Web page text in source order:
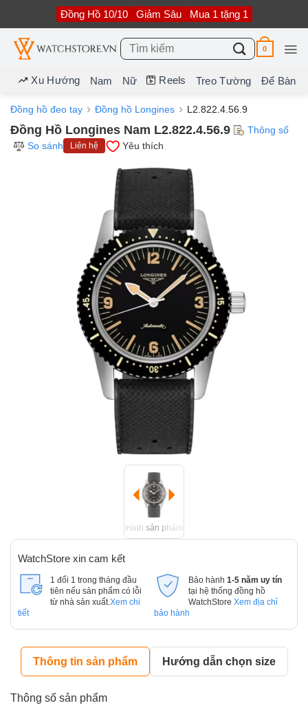
nội
dung
Đồng Hồ 10/10 Giảm Sâu Mua 1 tặng 1
Tìm
kiếm:
0
Xu Hướng Nam Nữ Reels Treo Tường Để Bàn
Đồng hồ đeo tay Đồng hồ Longines L2.822.4.56.9
Đồng Hồ Longines Nam L2.822.4.56.9
Thông số
So sánh
Liên hệ Yêu thích
Hình sản phẩm
WatchStore xin cam kết
1 đổi 1 trong tháng đầu
tiên nếu sản phẩm có lỗi
từ nhà sản xuất. Xem chi
tiết
Bảo hành 1-5 năm uy tín
tại hệ thống đồng hồ
WatchStore Xem địa chỉ
bảo hành
Thông tin sản phẩm Hướng dẫn chọn size
Thông số sản phẩm